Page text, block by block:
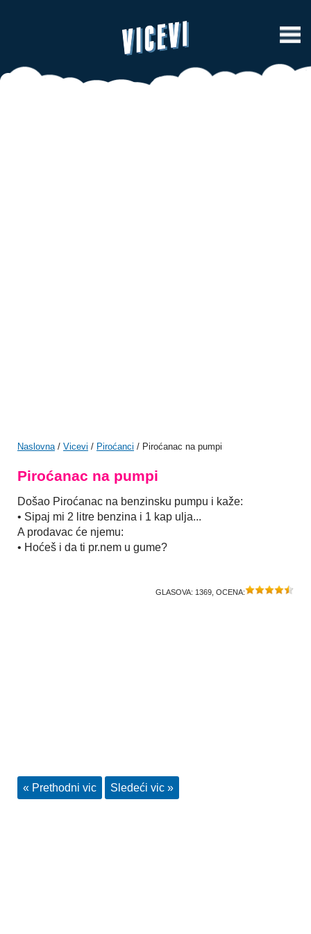
Naslovna/ Vicevi / Piroćanci / Piroćanac na pumpi
Piroćanac na pumpi
Došao Piroćanac na benzinsku pumpu i kaže:
• Sipaj mi 2 litre benzina i 1 kap ulja...
A prodavac će njemu:
• Hoćeš i da ti pr.nem u gume?
GLASOVA: 1369 , OCENA:
« Prethodni vic Sledeći vic »